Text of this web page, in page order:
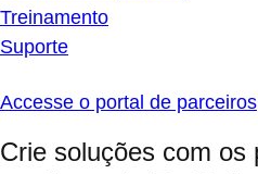
Treinamento
Suporte
Accesse o portal de parceiros
Crie soluções com os